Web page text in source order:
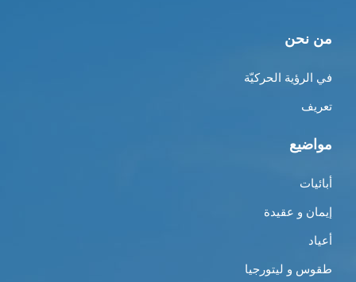
من نحن
في الرؤية الحركيّة
تعريف
مواضيع
أبائيات
إيمان و عقيدة
أعياد
طقوس و ليتورجيا